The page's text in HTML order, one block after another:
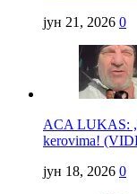
јун 21, 2026 0
ACA LUKAS:
kerovima!
јун 18, 2026 0